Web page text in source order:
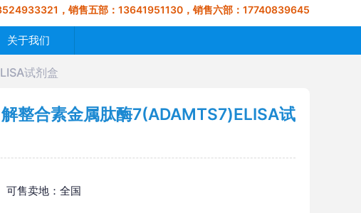
，销售五部：13641951130，销售六部：17740839645
关于我们
试剂盒
整合素金属肽酶7(ADAMTS7)ELISA试
可售卖地：全国